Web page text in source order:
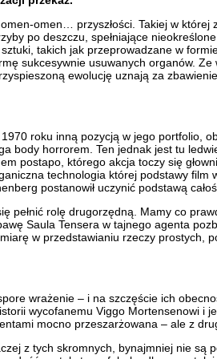
omen… przyszłości. Takiej w
po deszczu, spełniające
takich jak przeprowadzane w
sukcesywnie usuwanych organów.
ewolucję uznają za
roku inną pozycją w jego portfolio,
body horrorem. Ten jednak jest tu
postapo, którego akcja toczy się
technologia której podstawy
postanowił uczynić podstawą
pełnić rolę drugorzędną. Mamy co
Saula Tensera w tajnego agenta
w przedstawianiu rzeczy
wrażenie – i na szczęście ich
wycofanemu Viggo Mortensenowi i
mocno przeszarżowana – ale z
z tych skromnych, bynajmniej nie